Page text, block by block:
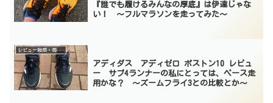
『誰でも履けるみんなの厚底』は伊達じゃな
い！ 〜フルマラソンを走ってみた〜
レビュー雑感・商品紹介
アディダス アディゼロ ボストン10 レビュ
ー サブ4ランナーの私にとっては、ペース走
用かな？ 〜ズームフライ3との比較とか〜